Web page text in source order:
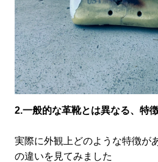
2.一般的な革靴とは異なる、特
実際に外観上どのような特徴が
の違いを見てみました